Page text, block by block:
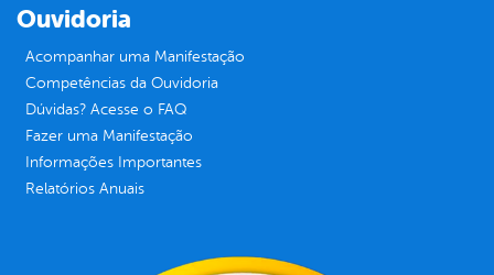
Ouvidoria
Acompanhar uma Manifestação
Competências da Ouvidoria
Dúvidas? Acesse o FAQ
Fazer uma Manifestação
Informações Importantes
Relatórios Anuais